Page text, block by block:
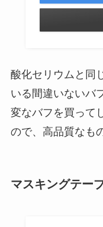
酸化セリウムと同
いる間違いないバ
変なバフを買って
ので、高品質なも
マスキングテー